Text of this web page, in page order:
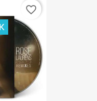
favorite_border